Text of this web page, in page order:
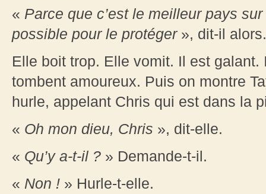
« Parce que c’est le meilleur pays
possible pour le protéger», dit-il alors.
Elle boit trop. Elle vomit. Il est galant.
tombent amoureux. Puis on montre
hurle, appelant Chris qui est dans la
« Oh mon dieu, Chris », dit-elle.
« Qu’y a-t-il ? » Demande-t-il.
« Non ! » Hurle-t-elle.